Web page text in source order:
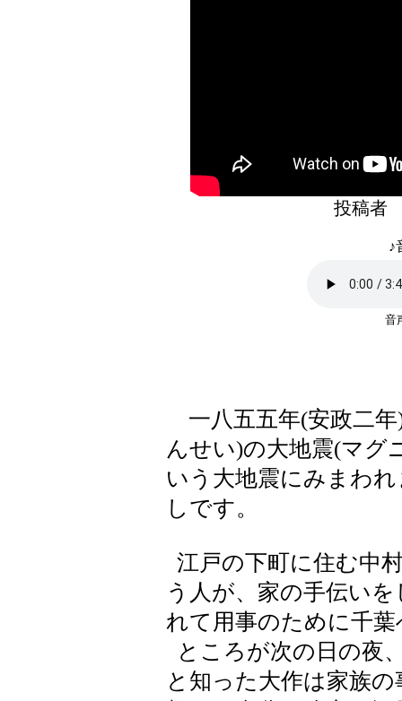
投稿
♪
音
一八五五年(安政二年
んせい)の大地震(マグ
いう大地震にみまわ
しです。
江戸の下町に住む中
う人が、家の手伝い
れて用事のために千
ところが次の日の夜
と知った大作は家族